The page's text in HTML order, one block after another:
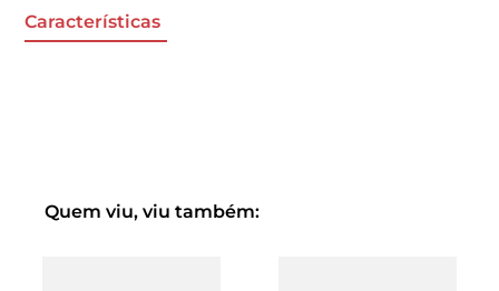
Características
Quem viu, viu também: